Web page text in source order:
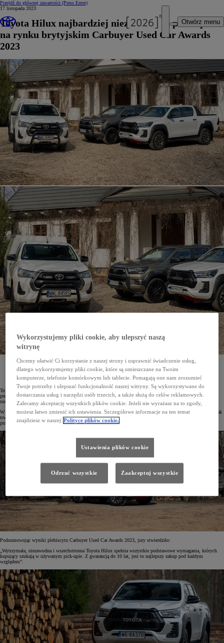
Przejdź do głównej zawartości (Press Enter)
Otwórz menu
17 listopada 2023
Toyota Hilux najbardziej niezawodnym pick-upem
na rynku brytyjskim Carbuyer Used Car Awards
2023
Ogłoszone zostały wyniki tegorocznej edycji prestiżowego plebiscytu Carbuyer Used Car Awards
2023. Najbardziej niezawodnym pick-upem na rynku brytyjskim została Toyota Hilux. Pojazd ten
został doceniony za legendarną jakość, możliwości terenowe, a także rozszerzoną gwarancję Toyota
Relax.
Toyota Hilux została wybrana najlepszym używanym pick-upem 2023 roku. Model ten – według jurorów
prestiżowego plebiscytu Carbuyer Used Car Awards 2023 – wyróżnia się na rynku aut używanych największą
niezawodnością.
W plebiscycie były oceniane auta z drugiej ręki z 16 segmentów. Pod uwagę brano kluczowe kryteria, takie jak
trwałość, stosunek ceny do jakości czy niezawodność. Jurorzy zwracali także uwagę na wrażenia z jazdy,
praktyczność i wyposażenie.
Podsumowując wyniki plebiscytu Carbuyer Used Car Awards 2023, jury stwierdziło:
„Wytrzymała, niezawodna i wszechstronna Toyota Hilux spełnia wszystkie podstawowe wymagania, których
kupujący szukają w używanym pick-upie. Z gwarancją do 10 lat, jest to najlepszy zakup pod każdym
względem”.
Wykorzystujemy pliki cookie, aby ulepszyć naszą
witrynę
Chcemy ułatwić Ci korzystanie z naszej strony i usprawnić świadczenie usług,
dlatego wykorzystujemy pliki cookie, które są umieszczane na Twoim
komputerze, telefonie komórkowym lub tablecie. Pomagają one nam zrozumieć
Twoje potrzeby i ulepszać funkcjonalność naszej witryny. Są wykorzystywane do
dostarczania usług i narzędzi osób trzecich, a także służą do celów reklamowych.
Zalecamy akceptację wszystkich plików cookie. Jeżeli nie wyrażasz na to zgody,
możesz łatwo zmienić ich ustawienia. Szczegółowe informacje na ten temat
znajdziesz w naszej Polityce plików cookie.
Ustawienia plików cookie
Odrzuć wszystkie Zaakceptuj wszystkie